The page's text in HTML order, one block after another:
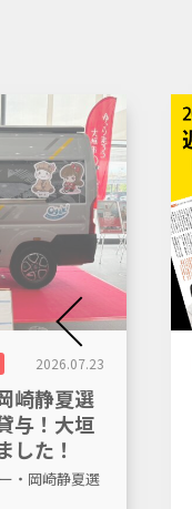
2026.07.23
崎静夏選
与！大垣
した！
・岡崎静夏選